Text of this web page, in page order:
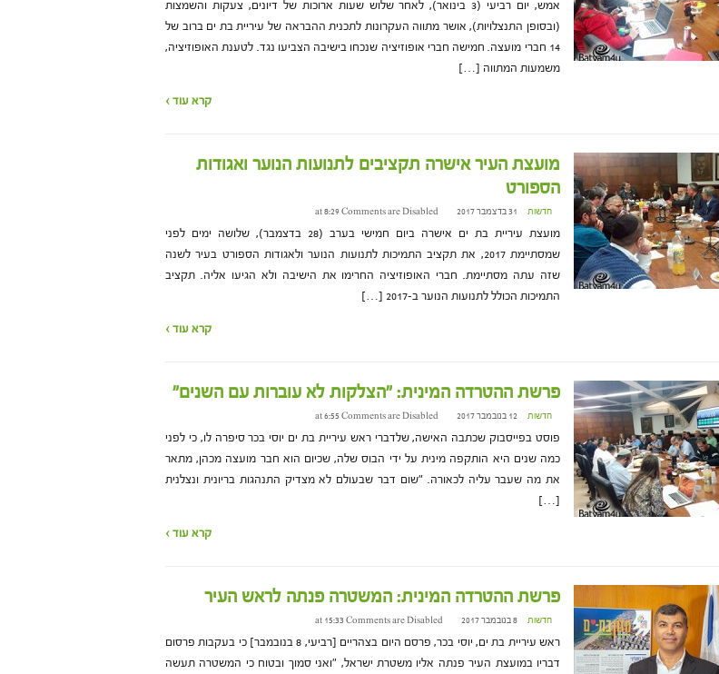
אמש, יום רביעי (3 בינואר), לאחר שלוש שעות ארוכות של דיונים, צעקות והשמצות
(ובסופן התנצלויות), אושר מתווה העקרונות לתכנית ההבראה של עיריית בת ים ברוב של
14 חברי מועצה. חמישה חברי אופוזיציה שנכחו בישיבה הצביעו נגד. לטענת האופוזיציה,
משמעות המתווה […]
קרא עוד ›
מועצת העיר אישרה תקציבים לתנועות הנוער ואגודות
הספורט
חדשות 31 בדצמבר 2017 at 8:29 Comments are Disabled
מועצת עיריית בת ים אישרה ביום חמישי בערב (28 בדצמבר), שלושה ימים לפני
שמסתיימת 2017, את תקציב התמיכות לתנועות הנוער ולאגודות הספורט בעיר לשנה
שזה עתה מסתיימת. חברי האופוזיציה החרימו את הישיבה ולא הגיעו אליה. תקציב
התמיכות הכולל לתנועות הנוער ב-2017 […]
קרא עוד ›
פרשת ההטרדה המינית: "הצלקות לא עוברות עם השנים"
חדשות 12 בנובמבר 2017 at 6:55 Comments are Disabled
פוסט בפייסבוק שכתבה האישה, שלדברי ראש עיריית בת ים יוסי בכר סיפרה לו, כי לפני
כמה שנים היא הותקפה מינית על ידי הבוס שלה, שכיום הוא חבר מועצה מכהן, מתאר
את מה שעבר עליה לכאורה. "שום דבר שבעולם לא מצדיק התנהגות בריונית ונצלנית
[…]
קרא עוד ›
פרשת ההטרדה המינית: המשטרה פנתה לראש העיר
חדשות 8 בנובמבר 2017 at 15:33 Comments are Disabled
ראש עיריית בת ים, יוסי בכר, פרסם היום בצהריים [רביעי, 8 בנובמבר] כי בעקבות פרסום
דבריו במועצת העיר פנתה אליו משטרת ישראל, "ואני סמוך ובטוח כי המשטרה תעשה